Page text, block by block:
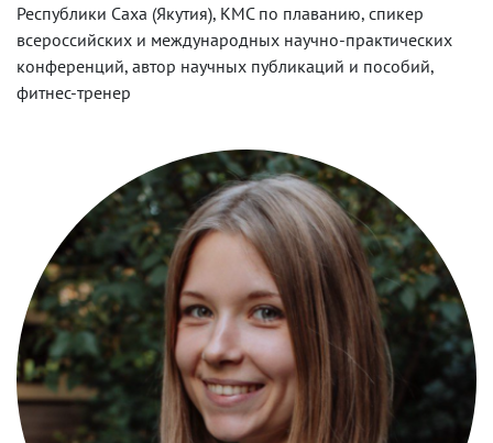
Республики Саха (Якутия), КМС по плаванию, спикер
всероссийских и международных научно-практических
конференций, автор научных публикаций и пособий,
фитнес-тренер